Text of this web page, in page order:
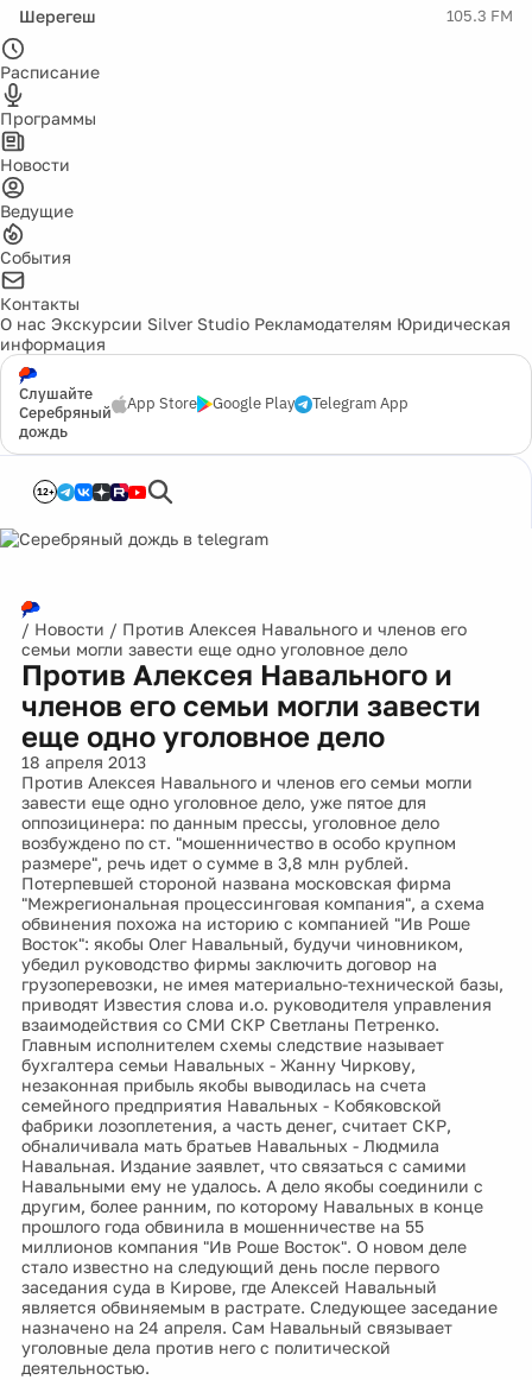
Шерегеш 105.3 FM
Расписание
Программы
Новости
Ведущие
События
Контакты
О нас Экскурсии Silver Studio Рекламодателям Юридическая
информация
Слушайте
Серебряный
дождь
App Store Google Play Telegram App
12+
/ Новости / Против Алексея Навального и членов его
семьи могли завести еще одно уголовное дело
Против Алексея Навального и
членов его семьи могли завести
еще одно уголовное дело
18 апреля 2013
Против Алексея Навального и членов его семьи могли
завести еще одно уголовное дело, уже пятое для
оппозицинера: по данным прессы, уголовное дело
возбуждено по ст. "мошенничество в особо крупном
размере", речь идет о сумме в 3,8 млн рублей.
Потерпевшей стороной названа московская фирма
"Межрегиональная процессинговая компания", а схема
обвинения похожа на историю с компанией "Ив Роше
Восток": якобы Олег Навальный, будучи чиновником,
убедил руководство фирмы заключить договор на
грузоперевозки, не имея материально-технической базы,
приводят Известия слова и.о. руководителя управления
взаимодействия со СМИ СКР Светланы Петренко.
Главным исполнителем схемы следствие называет
бухгалтера семьи Навальных - Жанну Чиркову,
незаконная прибыль якобы выводилась на счета
семейного предприятия Навальных - Кобяковской
фабрики лозоплетения, а часть денег, считает СКР,
обналичивала мать братьев Навальных - Людмила
Навальная. Издание заявлет, что связаться с самими
Навальными ему не удалось. А дело якобы соединили с
другим, более ранним, по которому Навальных в конце
прошлого года обвинила в мошенничестве на 55
миллионов компания "Ив Роше Восток". О новом деле
стало известно на следующий день после первого
заседания суда в Кирове, где Алексей Навальный
является обвиняемым в растрате. Следующее заседание
назначено на 24 апреля. Сам Навальный связывает
уголовные дела против него с политической
деятельностью.